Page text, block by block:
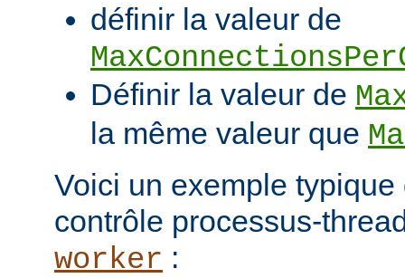
définir la valeur de
Définir la valeur de
la même valeur que
Voici un exemple
contrôle processus-
worker :